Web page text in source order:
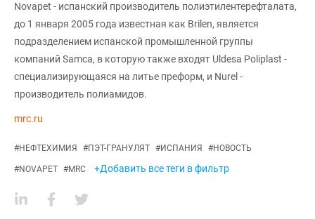
Novapet - испанский производитель полиэтилентерефталата,
до 1 января 2005 года известная как Brilen, является
подразделением испанской промышленной группы
компаний Samca, в которую также входят Uldesa Poliplast -
специализирующаяся на литье преформ, и Nurel -
производитель полиамидов.
mrc.ru
#НЕФТЕХИМИЯ #ПЭТ-ГРАНУЛЯТ #ИСПАНИЯ #НОВОСТЬ
#NOVAPET #MRC +Добавить все теги в фильтр